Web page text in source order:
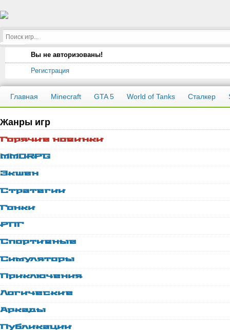
Вы не авторизованы!
Регистрация
Главная Minecraft GTA 5 World of Tanks Сталкер
Жанры игр
Горячие новинки
MMORPG
Экшен
Стратегии
Гонки
РПГ
Спортивные
Симуляторы
Приключения
Логические
Аркады
Публикации